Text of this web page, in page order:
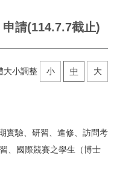
申請(114.7.7截止)
大小調整 小 中 大
實驗、研習、進修、訪問考
、國際競賽之學生（博士